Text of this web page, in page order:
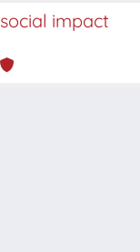
social impact